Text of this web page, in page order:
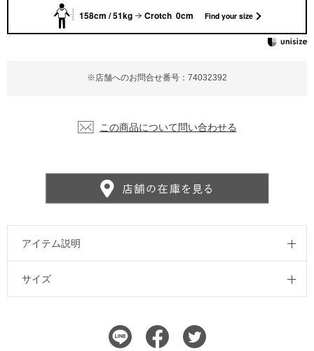
※店舗へのお問合せ番号：74032392
この商品について問い合わせる
アイテム説明
サイズ
158cm / 51kg Crotch 0cm Find your size